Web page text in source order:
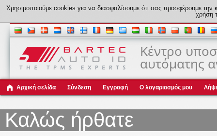
Χρησιμοποιούμε cookies για να διασφαλίσουμε ότι σας προσφέρουμε την
χρήση
Κέντρο
αυτόματης
Αρχική σελίδα Σύνδεση Εγγραφή Ο λογαριασμός μου
Καλώς ήρθατε